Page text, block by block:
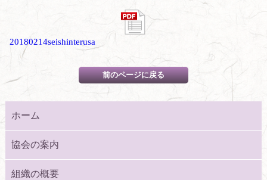
20180214seishinterusa
ホーム
協会の案内
組織の概要